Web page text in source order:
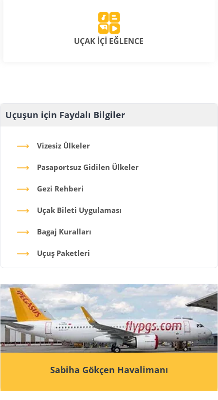
UÇAK İÇİ EĞLENCE
Uçuşun için Faydalı Bilgiler
Vizesiz Ülkeler
Pasaportsuz Gidilen Ülkeler
Gezi Rehberi
Uçak Bileti Uygulaması
Bagaj Kuralları
Uçuş Paketleri
Sabiha Gökçen Havalimanı